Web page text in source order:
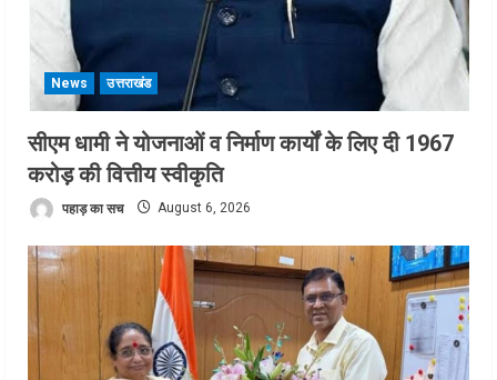
News उत्तराखंड
सीएम धामी ने योजनाओं व निर्माण कार्यों के लिए दी 1967
करोड़ की वित्तीय स्वीकृति
पहाड़ का सच August 6, 2026